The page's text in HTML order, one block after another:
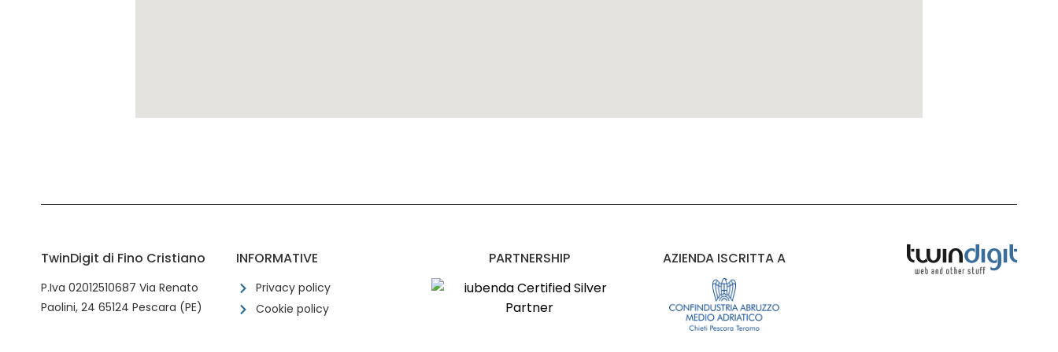
TwinDigit di Fino Cristiano
P.Iva 02012510687 Via Renato
Paolini, 24 65124 Pescara (PE)
INFORMATIVE
Privacy policy
Cookie policy
PARTNERSHIP AZIENDA ISCRITTA A